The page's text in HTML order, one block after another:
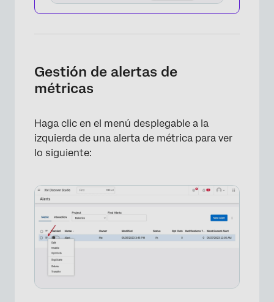
Gestión de alertas de
métricas
Haga clic en el menú desplegable a la
izquierda de una alerta de métrica para ver
lo siguiente: